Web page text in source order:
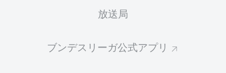
放送局
ブンデスリーガ公式アプリ
2022/2023